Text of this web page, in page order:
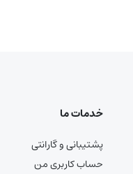
خدمات ما
پشتیبانی و گارانتی
حساب کاربری من